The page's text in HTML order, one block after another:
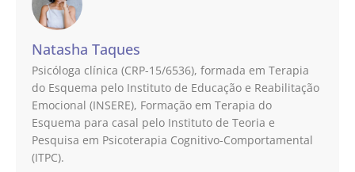
Natasha Taques
Psicóloga clínica (CRP-15/6536), formada em Terapia
do Esquema pelo Instituto de Educação e Reabilitação
Emocional (INSERE), Formação em Terapia do
Esquema para casal pelo Instituto de Teoria e
Pesquisa em Psicoterapia Cognitivo-Comportamental
(ITPC).